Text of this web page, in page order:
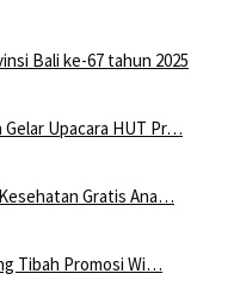
Upacara HUT Pr…
Gratis Ana…
Tibah Promosi Wi…